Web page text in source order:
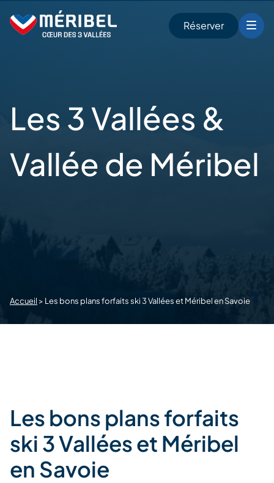
content
Réserver
Les 3 Vallées &
Vallée de Méribel
Accueil > Les bons plans forfaits ski 3 Vallées et Méribel en Savoie
Les bons plans forfaits
ski 3 Vallées et Méribel
en Savoie